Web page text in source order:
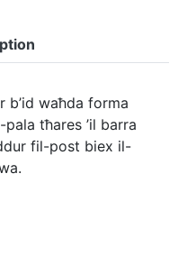
b’id waħda forma
tħares ’il barra
fil-post biex il-